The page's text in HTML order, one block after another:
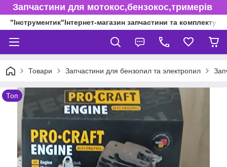
Запчастини для мотокос,бензокос,тримерів
"Інструментик"Інтернет-магазин запчастини та
Товари Запчастини для бензопил та электропил
Топ